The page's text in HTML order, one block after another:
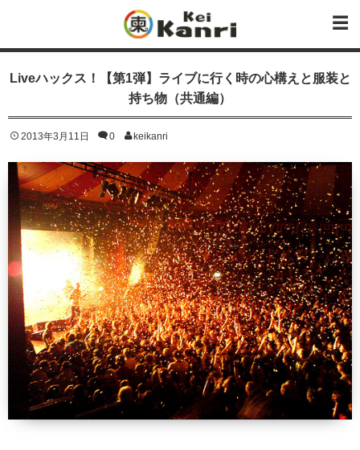
Liveハックス！【第1弾】ライブに行く時の心構えと服装と
持ち物（共通編）
2013年3月11日 0 keikanri